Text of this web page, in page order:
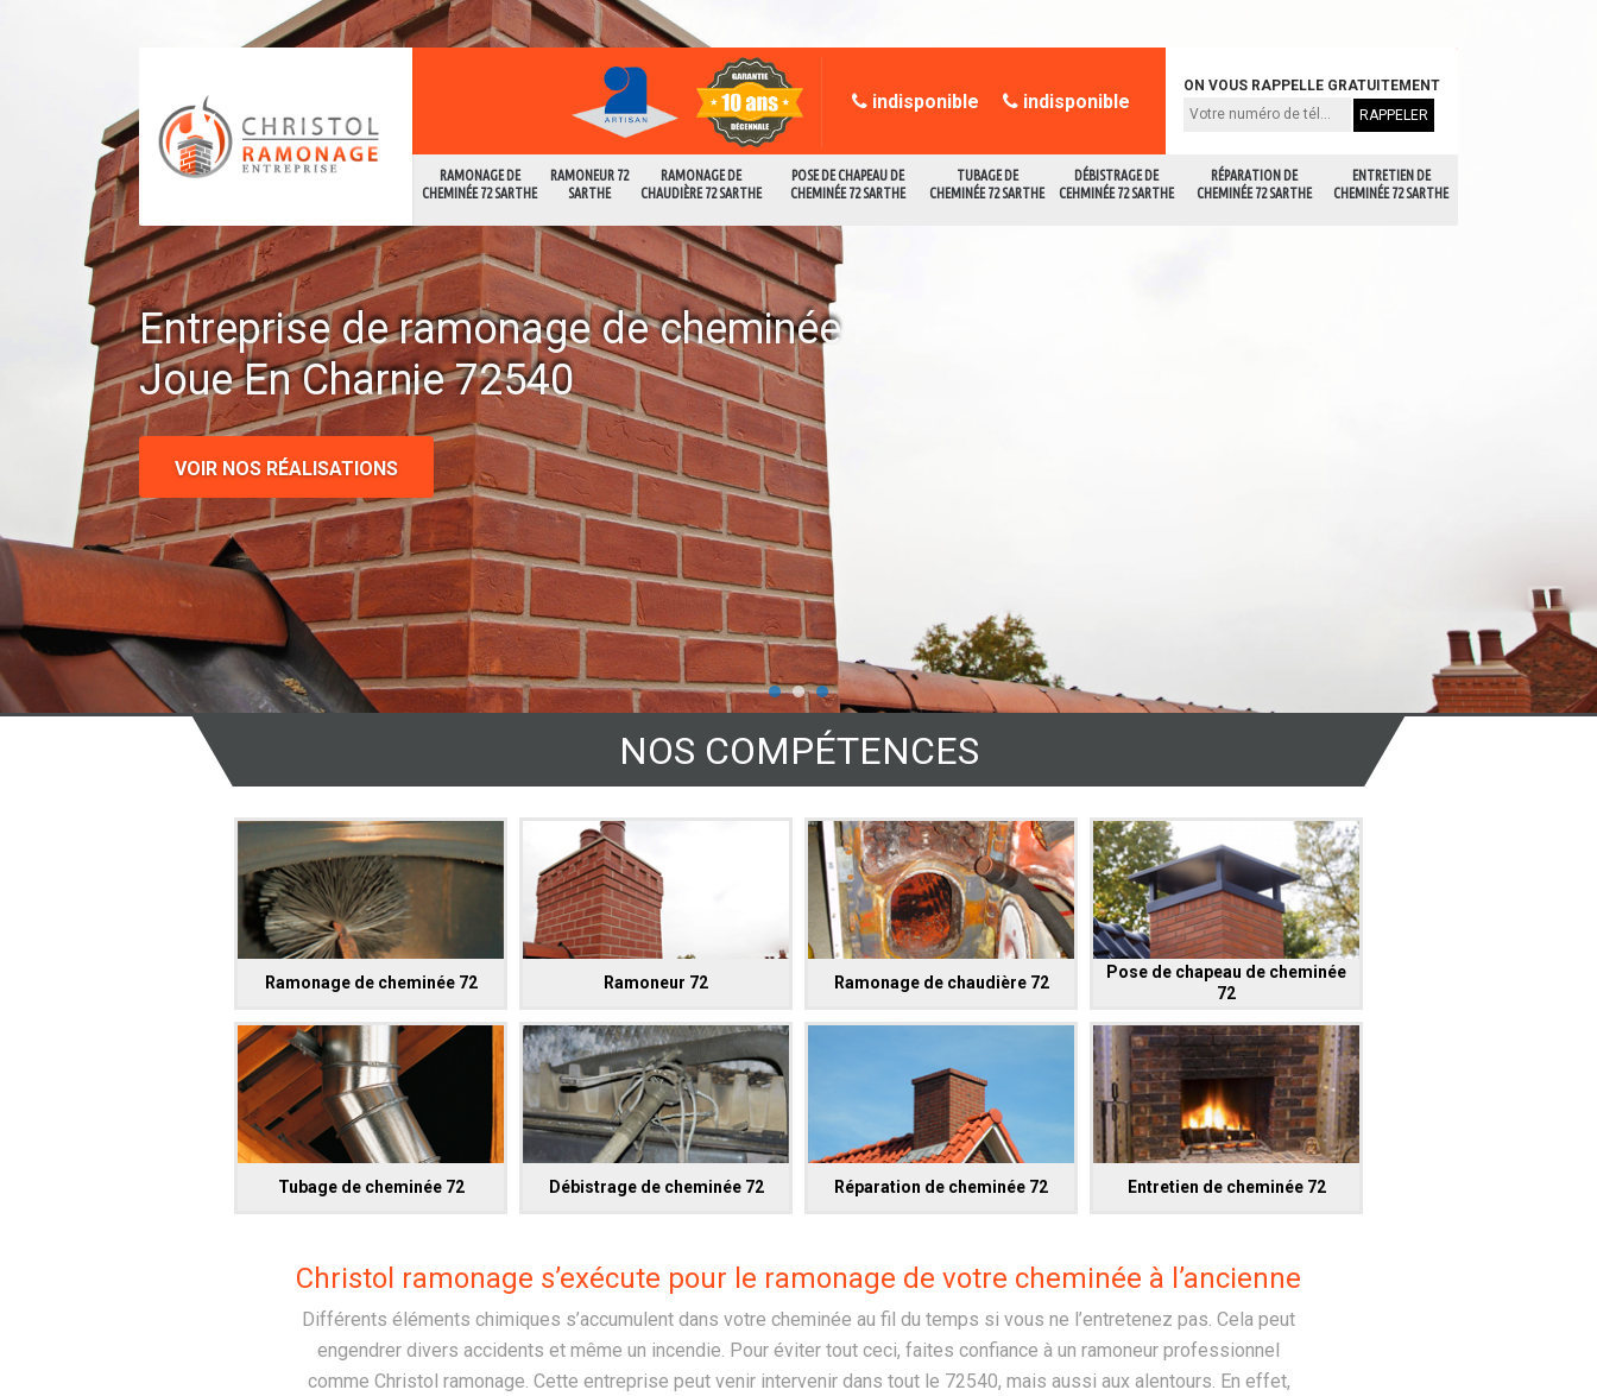
RAMONAGE DE
CHEMINÉE 72 SARTHE
RAMONEUR 72
SARTHE
RAMONAGE DE
CHAUDIÈRE 72 SARTHE
POSE DE CHAPEAU DE
CHEMINÉE 72 SARTHE
TUBAGE DE
CHEMINÉE 72 SARTHE
DÉBISTRAGE DE
CEHMINÉE 72 SARTHE
RÉPARATION DE
CHEMINÉE 72 SARTHE
ENTRETIEN DE
CHEMINÉE 72 SARTHE
indisponible indisponible
ON VOUS RAPPELLE GRATUITEMENT
Entreprise de ramonage de cheminée
Joue En Charnie 72540
VOIR NOS RÉALISATIONS
NOS COMPÉTENCES
Ramonage de cheminée 72 Ramoneur 72 Ramonage de chaudière 72
Pose de chapeau de cheminée
72
Tubage de cheminée 72 Débistrage de cheminée 72 Réparation de cheminée 72 Entretien de cheminée 72
Christol ramonage s’exécute pour le ramonage de votre cheminée à l’ancienne
Différents éléments chimiques s’accumulent dans votre cheminée au fil du temps si vous ne l’entretenez pas. Cela peut
engendrer divers accidents et même un incendie. Pour éviter tout ceci, faites confiance à un ramoneur professionnel
comme Christol ramonage. Cette entreprise peut venir intervenir dans tout le 72540, mais aussi aux alentours. En effet,